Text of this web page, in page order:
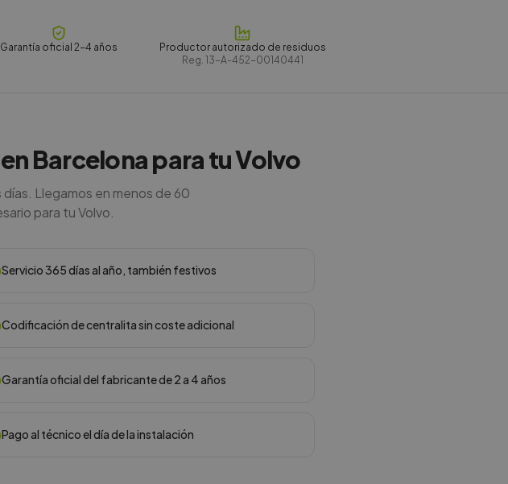
Garantía oficial 2-4 años
Productor autorizado de residuos
Reg. 13-A-452-00140441
Barcelona para tu Volvo
Llegamos en menos de 60
para tu Volvo.
Servicio 365 días al año, también festivos
Codificación de centralita sin coste adicional
Garantía oficial del fabricante de 2 a 4 años
Pago al técnico el día de la instalación